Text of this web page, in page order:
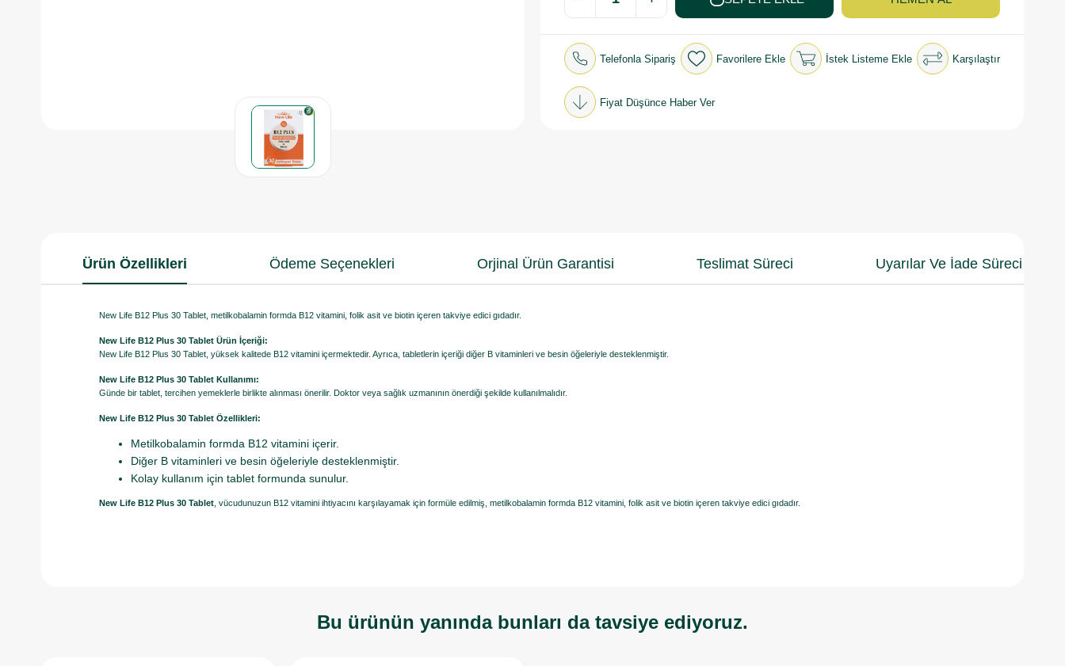
Telefonla Sipariş Favorilere Ekle İstek Listeme Ekle Karşılaştır
Fiyat Düşünce Haber Ver
Ürün Özellikleri Ödeme Seçenekleri Orjinal Ürün Garantisi Teslimat Süreci Uyarılar Ve İade Süreci
New Life B12 Plus 30 Tablet, metilkobalamin formda B12 vitamini, folik asit ve biotin içeren takviye edici gıdadır.
New Life B12 Plus 30 Tablet Ürün İçeriği:
New Life B12 Plus 30 Tablet, yüksek kalitede B12 vitamini içermektedir. Ayrıca, tabletlerin içeriği diğer B vitaminleri ve besin öğeleriyle desteklenmiştir.
New Life B12 Plus 30 Tablet Kullanımı:
Günde bir tablet, tercihen yemeklerle birlikte alınması önerilir. Doktor veya sağlık uzmanının önerdiği şekilde kullanılmalıdır.
New Life B12 Plus 30 Tablet Özellikleri:
Metilkobalamin formda B12 vitamini içerir.
Diğer B vitaminleri ve besin öğeleriyle desteklenmiştir.
Kolay kullanım için tablet formunda sunulur.
New Life B12 Plus 30 Tablet , vücudunuzun B12 vitamini ihtiyacını karşılayamak için formüle edilmiş, metilkobalamin formda B12 vitamini, folik asit ve biotin içeren takviye edici gıdadır.
Bu ürünün yanında bunları da tavsiye ediyoruz.